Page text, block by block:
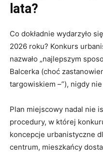
lata?
Co dokładnie wydarzyło
2026 roku? Konkurs
nazwało „najlepszym
Balcerka (choć
targowiskiem –”), nigdy nie
Plan miejscowy nadal nie
procedury, w której
koncepcje urbanistyczne
centrum, mieszkańcy